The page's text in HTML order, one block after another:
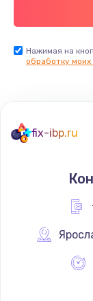
Нажимая на
обработку
fix-ibp.ru